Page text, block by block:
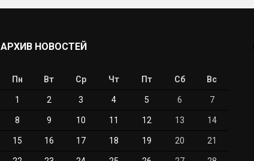
АРХИВ НОВОСТЕЙ
Пн Вт Ср Чт Пт Сб Вс
1 2 3 4 5 6 7
8 9 10 11 12 13 14
15 16 17 18 19 20 21